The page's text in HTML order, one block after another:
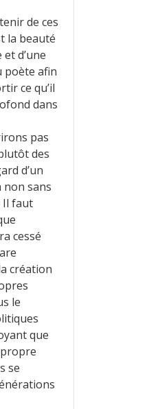
de ces
la beauté
d’une
poète afin
ce qu’il
dans
pas
des
d’un
non sans
Il faut
cessé
création
le
que
propre
se